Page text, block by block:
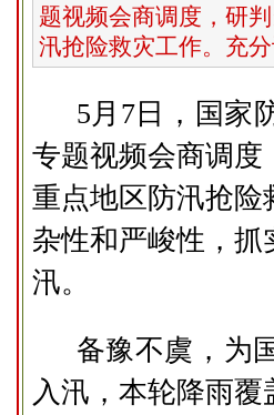
题视频会商调度，研
汛抢险救灾工作。充
5月7日，国家
专题视频会商调
重点地区防汛抢
杂性和严峻性，
汛。
备豫不虞，为
入汛，本轮降雨